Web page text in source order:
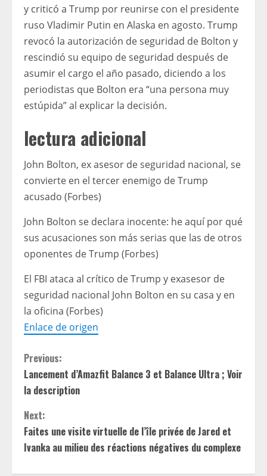
y criticó a Trump por reunirse con el presidente
ruso Vladimir Putin en Alaska en agosto. Trump
revocó la autorización de seguridad de Bolton y
rescindió su equipo de seguridad después de
asumir el cargo el año pasado, diciendo a los
periodistas que Bolton era “una persona muy
estúpida” al explicar la decisión.
lectura adicional
John Bolton, ex asesor de seguridad nacional, se
convierte en el tercer enemigo de Trump
acusado (Forbes)
John Bolton se declara inocente: he aquí por qué
sus acusaciones son más serias que las de otros
oponentes de Trump (Forbes)
El FBI ataca al crítico de Trump y exasesor de
seguridad nacional John Bolton en su casa y en
la oficina (Forbes)
Enlace de origen
C
o
n
t
Previous:
Lancement d’Amazfit Balance 3 et Balance Ultra ; Voir
la description
Next:
Faites une visite virtuelle de l’île privée de Jared et
Ivanka au milieu des réactions négatives du complexe